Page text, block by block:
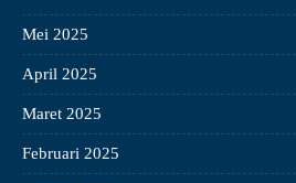
Mei 2025
April 2025
Maret 2025
Februari 2025